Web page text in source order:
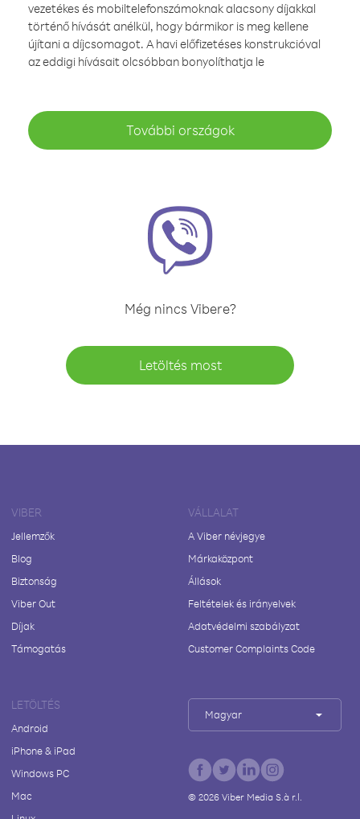
vezetékes és mobiltelefonszámoknak alacsony díjakkal
történő hívását anélkül, hogy bármikor is meg kellene
újítani a díjcsomagot. A havi előfizetéses konstrukcióval
az eddigi hívásait olcsóbban bonyolíthatja le
További országok
Még nincs Vibere?
Letöltés most
VIBER
Jellemzők
Blog
Biztonság
Viber Out
Díjak
Támogatás
VÁLLALAT
A Viber névjegye
Márkaközpont
Állások
Feltételek és irányelvek
Adatvédelmi szabályzat
Customer Complaints Code
LETÖLTÉS
Android
iPhone & iPad
Windows PC
Mac
Magyar
© 2026Viber Media S.à r.l.